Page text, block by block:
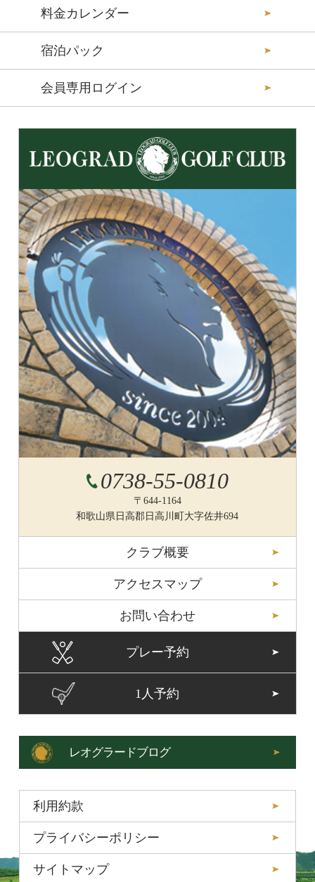
料金カレンダー
宿泊パック
会員専用ログイン
0738-55-0810
〒644-1164
和歌山県日高郡日高川町大字佐井694
クラブ概要
アクセスマップ
お問い合わせ
プレー予約
1人予約
レオグラードブログ
利用約款
プライバシーポリシー
サイトマップ